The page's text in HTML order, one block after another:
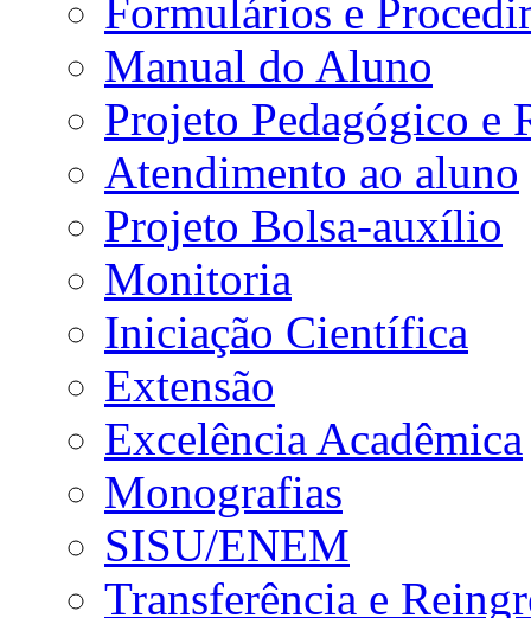
Formulários e
Manual do Aluno
Projeto Pedagógico e
Atendimento ao aluno
Projeto Bolsa-auxílio
Monitoria
Iniciação Científica
Extensão
Excelência Acadêmica
Monografias
SISU/ENEM
Transferência e